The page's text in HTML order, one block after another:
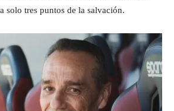
solo tres puntos de la salvación.